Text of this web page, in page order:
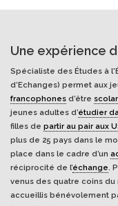
Une expérience
Spécialiste des Études à
d’Echanges) permet aux
francophones d’être
jeunes adultes d’étudier
filles de partir au pair aux
plus de 25 pays dans le
place dans le cadre d’un
réciprocité de l’échange.
venus des quatre coins du
accueillis bénévolement